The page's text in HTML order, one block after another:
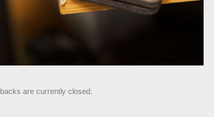
are currently closed.